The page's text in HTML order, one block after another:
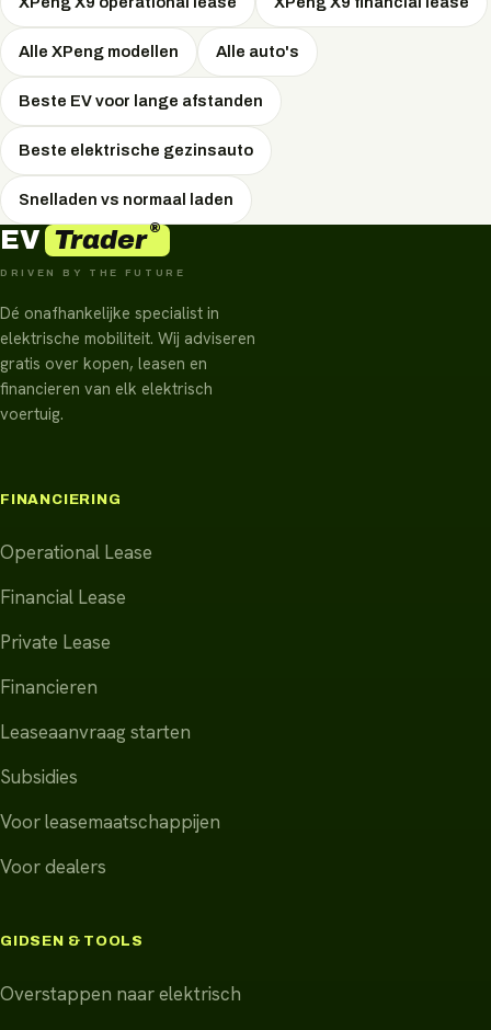
onafhankelijk en onderhandelt de scherpste prijs.
Alle XPeng modellen Alle auto's
Beste EV voor lange afstanden
Beste elektrische gezinsauto
Snelladen vs normaal laden
EV Trader®
DRIVEN BY THE FUTURE
Dé onafhankelijke specialist in
elektrische mobiliteit. Wij adviseren
gratis over kopen, leasen en
financieren van elk elektrisch
voertuig.
FINANCIERING
Operational Lease
Financial Lease
Private Lease
Financieren
Leaseaanvraag starten
Subsidies
Voor leasemaatschappijen
Voor dealers
GIDSEN & TOOLS
Overstappen naar elektrisch